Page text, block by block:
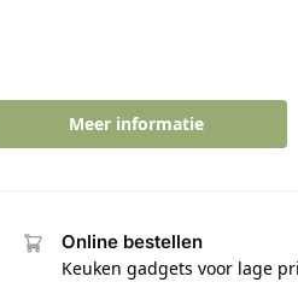
Meer informatie
Online bestellen
Keuken gadgets voor lage